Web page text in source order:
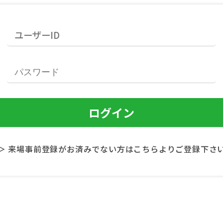
来場事前登録がお済みでない方はこちらよりご登録下さ